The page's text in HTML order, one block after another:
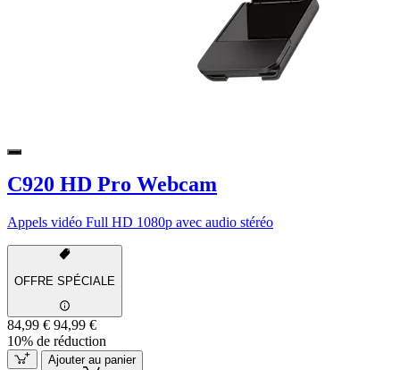
C920 HD Pro Webcam
Appels vidéo Full HD 1080p avec audio stéréo
OFFRE SPÉCIALE
84,99 € 94,99 €
10% de réduction
Ajouter au panier